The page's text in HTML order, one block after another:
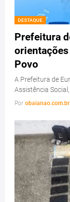
DESTAQUE
Prefeitura
Povo
A Prefeitura de
Assistência
Por obaianao.com.br